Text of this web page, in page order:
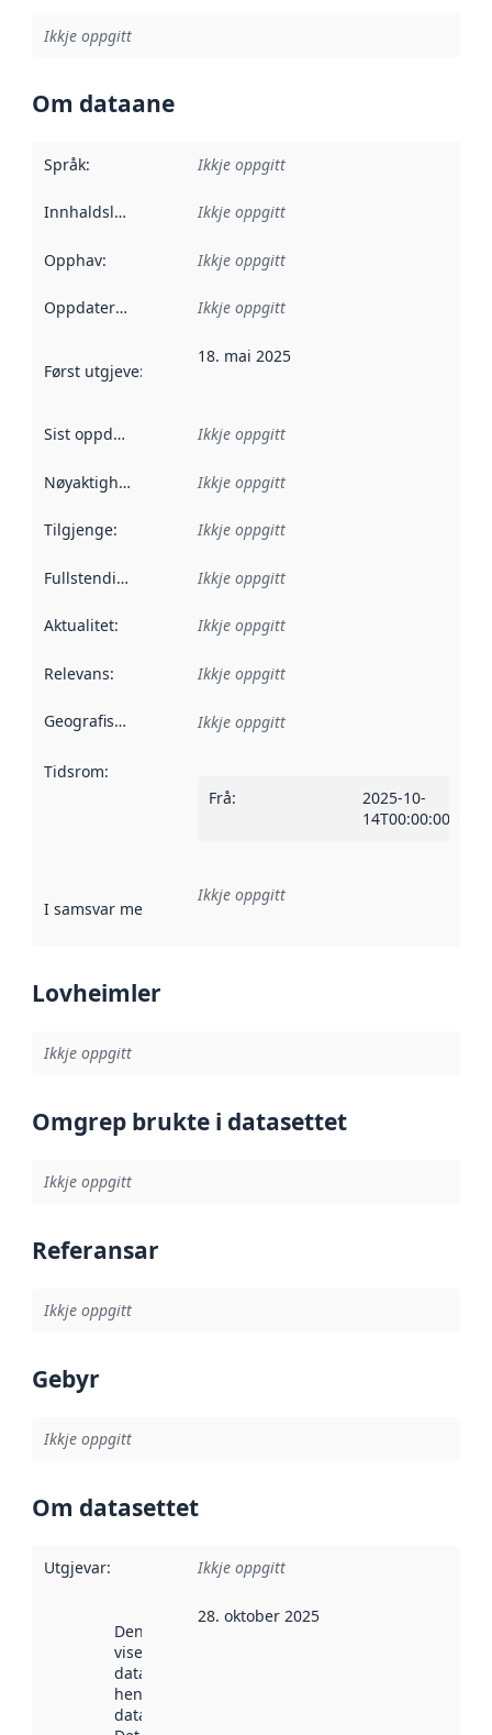
Ikkje oppgitt
Om dataane
Språk: Ikkje oppgitt
Innhaldsleverandørar :
Ikkje oppgitt
Opphav: Ikkje oppgitt
Oppdateringsfrekvens :
Ikkje oppgitt
Først utgjeve:
18. mai 2025
Sist oppdatert Ikkje oppgitt
Nøyaktigheit Ikkje oppgitt
Tilgjenge: Ikkje oppgitt
Fullstendigheit Ikkje oppgitt
Aktualitet: Ikkje oppgitt
Relevans: Ikkje oppgitt
Geografisk område Ikkje oppgitt
Tidsrom:
Frå:
2025-10-
14T00:00:00Z
I samsvar med Referanse til ei implementeringsregel eller
Ikkje oppgitt
Lovheimler
Ikkje oppgitt
Omgrep brukte i datasettet
Ikkje oppgitt
Referansar
Ikkje oppgitt
Gebyr
Ikkje oppgitt
Om datasettet
Utgjevar: Ikkje oppgitt
Denne datoen
viser når
datasettet vart
henta inn av
data.norge.no.
28. oktober 2025